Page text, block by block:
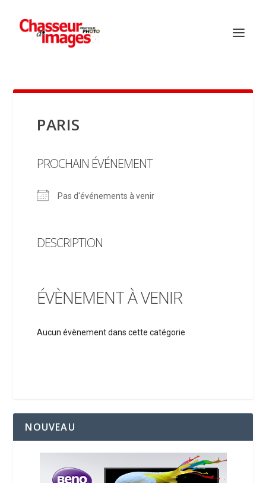
PARIS
PROCHAIN ÉVÉNEMENT
Pas d'événements à venir
DESCRIPTION
ÉVÈNEMENT À VENIR
Aucun évènement dans cette catégorie
NOUVEAU